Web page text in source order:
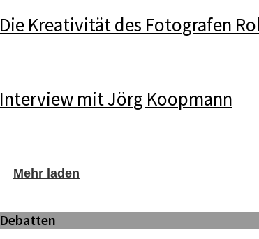
Die Kreativität des Fotografen
Interview mit Jörg Koopmann
Mehr laden
Debatten